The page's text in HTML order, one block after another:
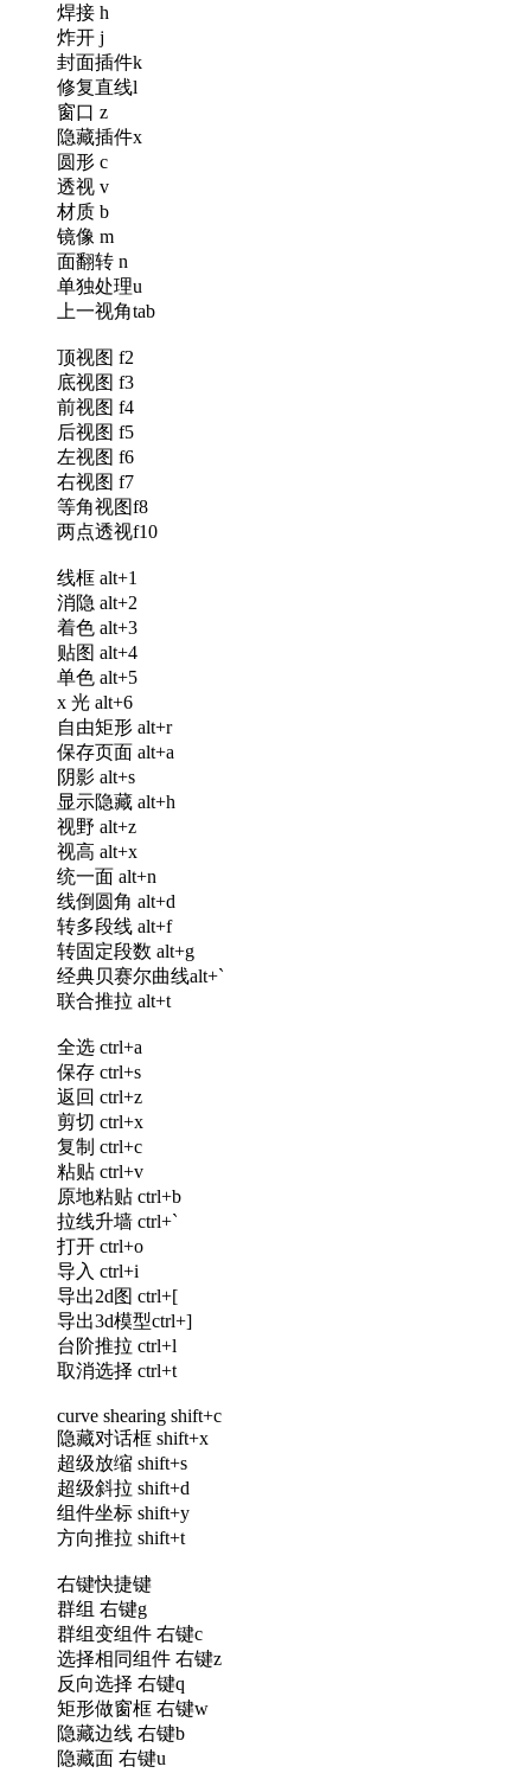
焊接 h
炸开 j
封面插件k
修复直线l
窗口 z
隐藏插件x
圆形 c
透视 v
材质 b
镜像 m
面翻转 n
单独处理u
上一视角tab
顶视图 f2
底视图 f3
前视图 f4
后视图 f5
左视图 f6
右视图 f7
等角视图f8
两点透视f10
线框 alt+1
消隐 alt+2
着色 alt+3
贴图 alt+4
单色 alt+5
x 光 alt+6
自由矩形 alt+r
保存页面 alt+a
阴影 alt+s
显示隐藏 alt+h
视野 alt+z
视高 alt+x
统一面 alt+n
线倒圆角 alt+d
转多段线 alt+f
转固定段数 alt+g
经典贝赛尔曲线alt+`
联合推拉 alt+t
全选 ctrl+a
保存 ctrl+s
返回 ctrl+z
剪切 ctrl+x
复制 ctrl+c
粘贴 ctrl+v
原地粘贴 ctrl+b
拉线升墙 ctrl+`
打开 ctrl+o
导入 ctrl+i
导出2d图 ctrl+[
导出3d模型ctrl+]
台阶推拉 ctrl+l
取消选择 ctrl+t
curve shearing shift+c
隐藏对话框 shift+x
超级放缩 shift+s
超级斜拉 shift+d
组件坐标 shift+y
方向推拉 shift+t
右键快捷键
群组 右键g
群组变组件 右键c
选择相同组件 右键z
反向选择 右键q
矩形做窗框 右键w
隐藏边线 右键b
隐藏面 右键u